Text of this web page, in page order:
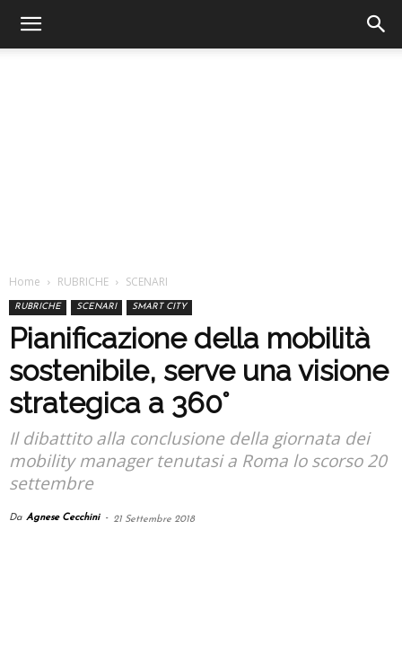
Home RUBRICHE SCENARI
RUBRICHE SCENARI SMART CITY
Pianificazione della mobilità
sostenibile, serve una visione
strategica a 360°
Il dibattito alla conclusione della giornata dei
mobility manager tenutasi a Roma lo scorso 20
settembre
Da Agnese Cecchini - 21 Settembre 2018